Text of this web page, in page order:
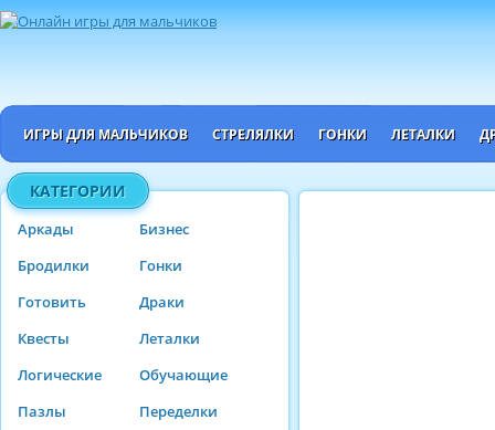
ИГРЫ ДЛЯ МАЛЬЧИКОВ СТРЕЛЯЛКИ ГОНКИ ЛЕТАЛКИ
КАТЕГОРИИ
Аркады
Бизнес
Бродилки
Гонки
Готовить
Драки
Квесты
Леталки
Логические
Обучающие
Пазлы
Переделки